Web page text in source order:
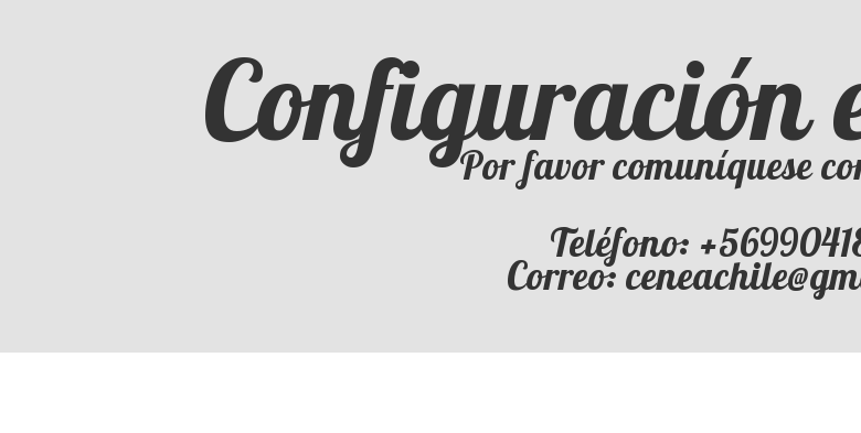
Por favor comuníquese
Teléfono:
Correo: